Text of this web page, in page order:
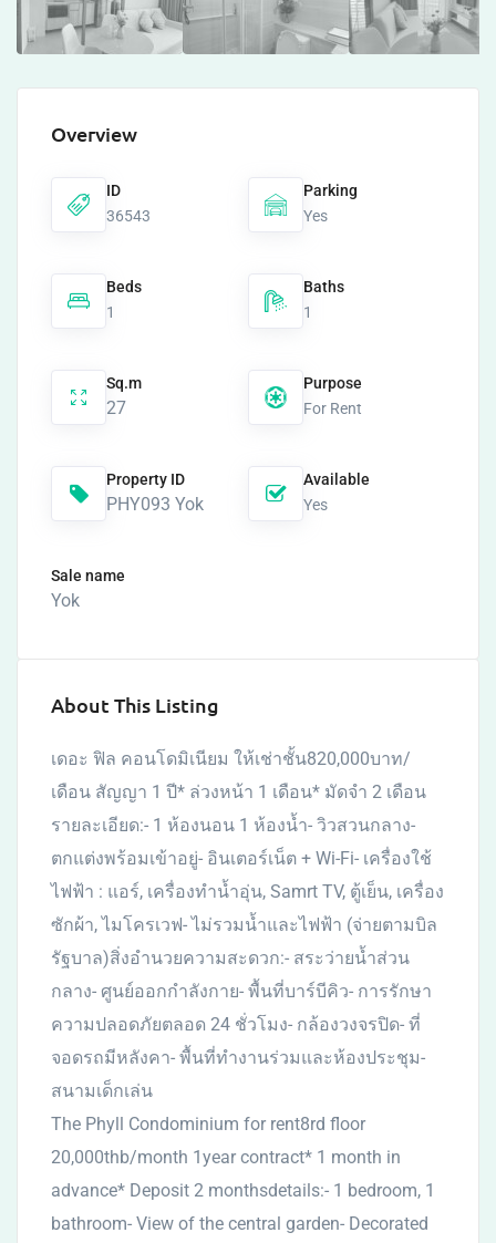
Overview
ID
36543
Parking
Yes
Beds
1
Baths
1
Sq.m
27
Purpose
For Rent
Property ID
PHY093 Yok
Available
Yes
Sale name
Yok
About This Listing
เดอะ ฟิล คอนโดมิเนียม ให้เช่าชั้น820,000บาท/
เดือน สัญญา 1 ปี* ล่วงหน้า 1 เดือน* มัดจำ 2 เดือน
รายละเอียด:- 1 ห้องนอน 1 ห้องน้ำ- วิวสวนกลาง-
ตกแต่งพร้อมเข้าอยู่- อินเตอร์เน็ต + Wi-Fi- เครื่องใช้
ไฟฟ้า : แอร์, เครื่องทำน้ำอุ่น, Samrt TV, ตู้เย็น, เครื่อง
ซักผ้า, ไมโครเวฟ- ไม่รวมน้ำและไฟฟ้า (จ่ายตามบิล
รัฐบาล)สิ่งอำนวยความสะดวก:- สระว่ายน้ำส่วน
กลาง- ศูนย์ออกกำลังกาย- พื้นที่บาร์บีคิว- การรักษา
ความปลอดภัยตลอด 24 ชั่วโมง- กล้องวงจรปิด- ที่
จอดรถมีหลังคา- พื้นที่ทำงานร่วมและห้องประชุม-
สนามเด็กเล่น
The Phyll Condominium for rent8rd floor
20,000thb/month 1year contract* 1 month in
advance* Deposit 2 monthsdetails:- 1 bedroom, 1
bathroom- View of the central garden- Decorated